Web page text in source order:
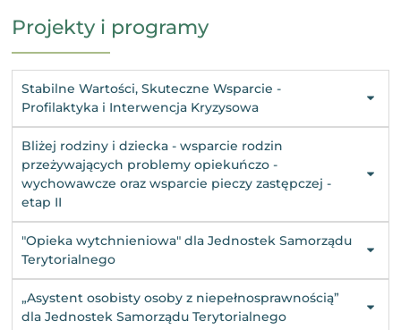
Projekty i programy
Stabilne Wartości, Skuteczne Wsparcie -
Profilaktyka i Interwencja Kryzysowa
Bliżej rodziny i dziecka - wsparcie rodzin
przeżywających problemy opiekuńczo -
wychowawcze oraz wsparcie pieczy zastępczej -
etap II
"Opieka wytchnieniowa" dla Jednostek Samorządu
Terytorialnego
„Asystent osobisty osoby z niepełnosprawnością”
dla Jednostek Samorządu Terytorialnego